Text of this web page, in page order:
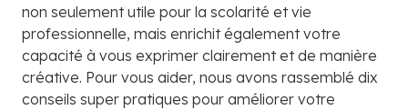
non seulement utile pour la scolarité et vie
professionnelle, mais enrichit également votre
capacité à vous exprimer clairement et de manière
créative. Pour vous aider, nous avons rassemblé dix
conseils super pratiques pour améliorer votre